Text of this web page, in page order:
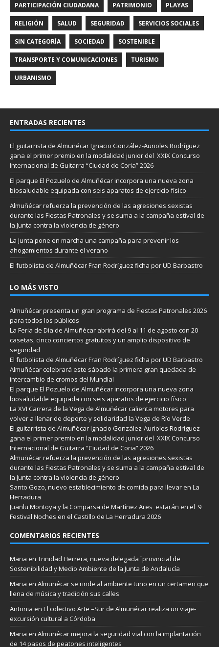
PARTICIPACIÓN CIUDADANA PATRIMONIO PLAYAS
RELIGIÓN SALUD SEGURIDAD SERVICIOS SOCIALES
SIN CATEGORÍA SOCIEDAD SOSTENIBLE
TRANSPORTE Y COMUNICACIONES TURISMO
URBANISMO
ENTRADAS RECIENTES
El guitarrista de Almuñécar Ignacio González-Aurioles Rodríguez
gana el primer premio en la modalidad junior del XXIX Concurso
Internacional de Guitarra “Ciudad de Coria” 2026
El parque El Pozuelo de Almuñécar incorpora una nueva zona
biosaludable equipada con seis aparatos de ejercicio físico
Almuñécar refuerza la prevención de las agresiones sexistas
durante las Fiestas Patronales y se suma a la campaña estival de
la Junta contra la violencia de género
La Junta pone en marcha una campaña para prevenir los
ahogamientos durante el verano
El futbolista de Almuñécar Fran Rodríguez ficha por UD Barbastro
LO MÁS VISTO
Almuñécar presenta un gran programa de Fiestas Patronales 2026
para todos los públicos
La Feria de Día de Almuñécar abrirá del 9 al 11 de agosto con 20
casetas, cinco conciertos gratuitos y un amplio dispositivo de
seguridad
El futbolista de Almuñécar Fran Rodríguez ficha por UD Barbastro
Almuñécar celebrará este sábado la primera gran quedada de
intercambio de cromos del Mundial
El parque El Pozuelo de Almuñécar incorpora una nueva zona
biosaludable equipada con seis aparatos de ejercicio físico
La XVI Carrera de la Vega de Almuñécar calienta motores para
volver a llenar de deporte y solidaridad la Vega de Río Verde
El guitarrista de Almuñécar Ignacio González-Aurioles Rodríguez
gana el primer premio en la modalidad junior del XXIX Concurso
Internacional de Guitarra “Ciudad de Coria” 2026
Almuñécar refuerza la prevención de las agresiones sexistas
durante las Fiestas Patronales y se suma a la campaña estival de
la Junta contra la violencia de género
Santo Gozo, nuevo establecimiento de comida para llevar en La
Herradura
Juanlu Montoya y la Comparsa de Martínez Ares estarán en el 9
Festival Noches en el Castillo de La Herradura 2026
COMENTARIOS RECIENTES
Maria en Trinidad Herrera, nueva delegada `provincial de
Sostenibilidad y Medio Ambiente de la Junta de Andalucía
Maria en Almuñécar se rinde al ambiente tuno en un certamen que
llena de música y tradición sus calles
Antonia en El colectivo Arte –Sur de Almuñécar realiza un viaje-
excursión cultural a Córdoba
Maria en Almuñécar mejora la seguridad vial con la implantación
de 14 pasos de peatones inteligentes